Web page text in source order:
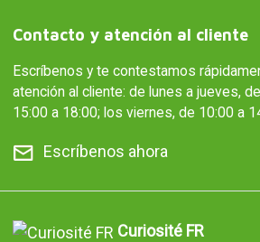
Contacto y atención al cliente
Escríbenos y te contestamos
atención al cliente: de lunes a jueves,
15:00 a 18:00; los viernes, de 10:00 a
Escríbenos ahora
Curiosité FR